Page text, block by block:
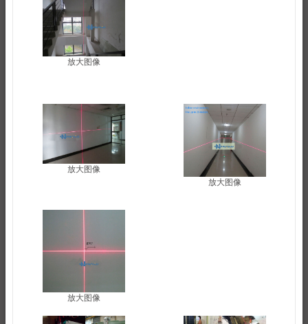
放大图像
放大图像
放大图像
放大图像